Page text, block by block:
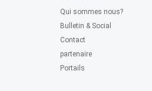
Qui sommes nous?
Bulletin & Social
Contact
partenaire
Portails